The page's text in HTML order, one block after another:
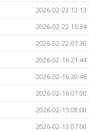
2026-02-23 12:13
2026-02-22 15:34
2026-02-22 07:30
2026-02-16 21:44
2026-02-16 20:46
2026-02-16 07:00
2026-02-15 08:00
2026-02-13 07:00